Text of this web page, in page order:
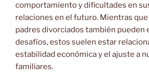
comportamiento y dificultades en
relaciones en el futuro. Mientras
padres divorciados también pueden
desafíos, estos suelen estar
estabilidad económica y el ajuste a
familiares.